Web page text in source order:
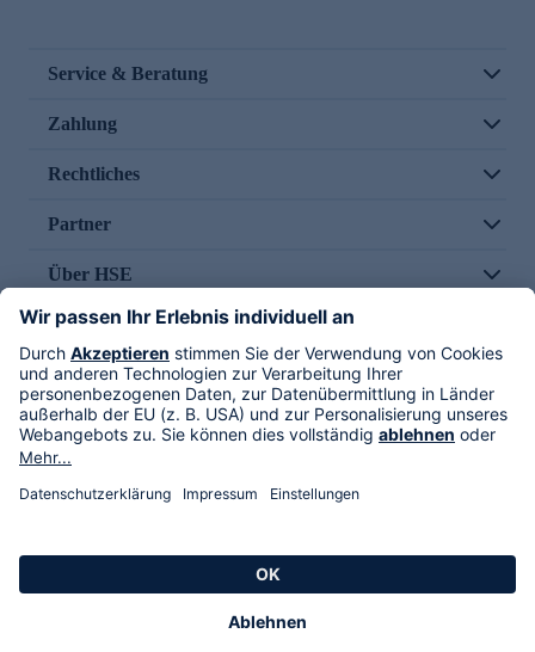
Service & Beratung
Zahlung
Rechtliches
Partner
Über HSE
Im TV
HSE International